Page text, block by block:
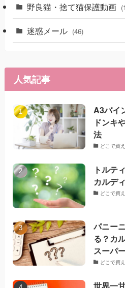
野良猫・捨て猫保護動画
迷惑メール (46)
人気記事
A3バイ
ドンキ
法
どこで買
トルテ
カルデ
どこで買
パニー
る？カ
スーパ
どこで買
世界一